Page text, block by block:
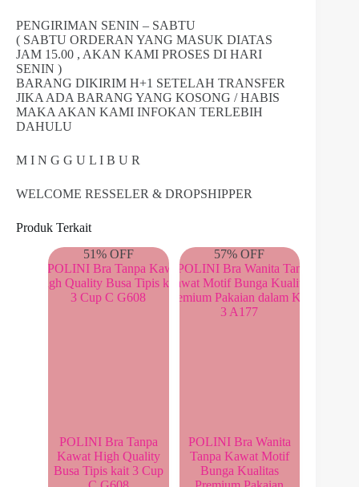
PENGIRIMAN SENIN – SABTU
( SABTU ORDERAN YANG MASUK DIATAS
JAM 15.00 , AKAN KAMI PROSES DI HARI
SENIN )
BARANG DIKIRIM H+1 SETELAH TRANSFER
JIKA ADA BARANG YANG KOSONG / HABIS
MAKA AKAN KAMI INFOKAN TERLEBIH
DAHULU
M I N G G U L I B U R
WELCOME RESSELER & DROPSHIPPER
Produk Terkait
51% OFF
POLINI Bra Tanpa
Kawat High Quality
Busa Tipis kait 3 Cup
57% OFF
POLINI Bra Wanita
Tanpa Kawat Motif
Bunga Kualitas